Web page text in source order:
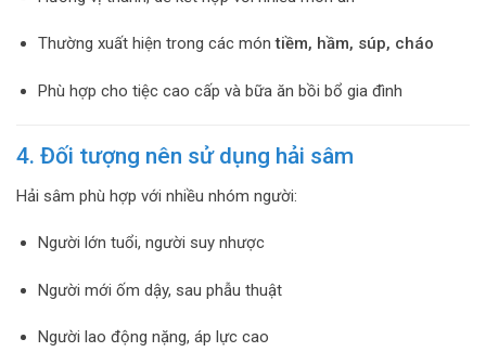
Thường xuất hiện trong các móntiềm, hầm, súp, cháo
Phù hợp cho tiệc cao cấp và bữa ăn bồi bổ gia đình
4. Đối tượng nên sử dụng hải sâm
Hải sâm phù hợp với nhiều nhóm người:
Người lớn tuổi, người suy nhược
Người mới ốm dậy, sau phẫu thuật
Người lao động nặng, áp lực cao